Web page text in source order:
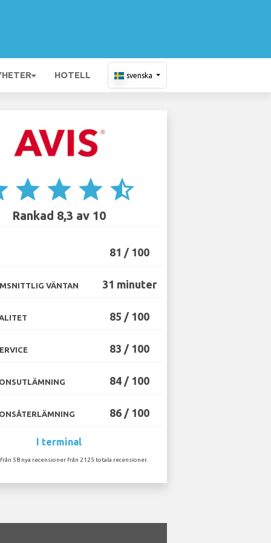
HOTELL svenska
star star star star_half
Rankad 8,3 av 10
81 / 100
VÄNTAN 31 minuter
85 / 100
83 / 100
84 / 100
86 / 100
I terminal
58 nya recensioner från 2125 totala recensioner.